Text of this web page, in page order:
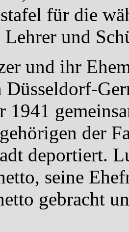
für die
Lehrer und
und ihr
Düsseldorf-
1941
der
deportiert.
seine
gebracht